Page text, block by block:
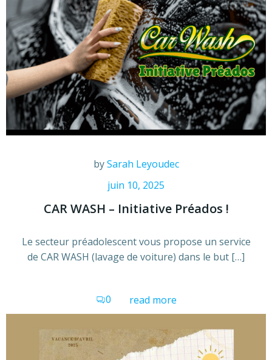
bySarah Leyoudec
juin 10, 2025
CAR WASH – Initiative Préados !
Le secteur préadolescent vous propose un service
de CAR WASH (lavage de voiture) dans le but […]
0 read more